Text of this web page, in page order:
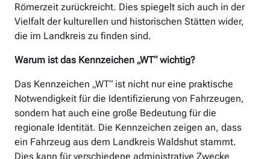
Römerzeit zurückreicht. Dies spiegelt sich auch in der
Vielfalt der kulturellen und historischen Stätten wider,
die im Landkreis zu finden sind.
Warum ist das Kennzeichen „WT“ wichtig?
Das Kennzeichen „WT“ ist nicht nur eine praktische
Notwendigkeit für die Identifizierung von Fahrzeugen,
sondern hat auch eine große Bedeutung für die
regionale Identität. Die Kennzeichen zeigen an, dass
ein Fahrzeug aus dem Landkreis Waldshut stammt.
Dies kann für verschiedene administrative Zwecke